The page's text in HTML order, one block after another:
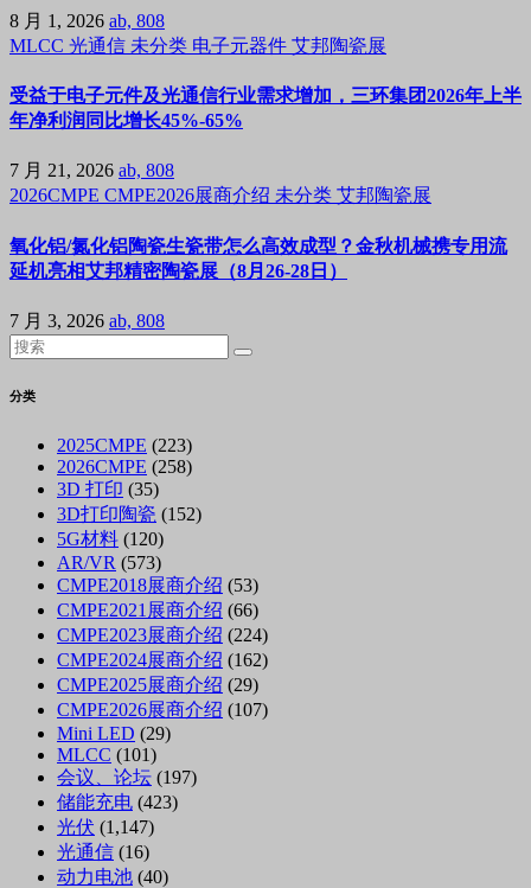
8 月 1, 2026 ab, 808
MLCC 光通信 未分类 电子元器件 艾邦陶瓷展
受益于电子元件及光通信行业需求增加，三环集团2026年上半
年净利润同比增长45%-65%
7 月 21, 2026 ab, 808
2026CMPE CMPE2026展商介绍 未分类 艾邦陶瓷展
氧化铝/氮化铝陶瓷生瓷带怎么高效成型？金秋机械携专用流
延机亮相艾邦精密陶瓷展（8月26-28日）
7 月 3, 2026 ab, 808
分类
2025CMPE (223)
2026CMPE (258)
3D 打印 (35)
3D打印陶瓷 (152)
5G材料 (120)
AR/VR (573)
CMPE2018展商介绍 (53)
CMPE2021展商介绍 (66)
CMPE2023展商介绍 (224)
CMPE2024展商介绍 (162)
CMPE2025展商介绍 (29)
CMPE2026展商介绍 (107)
Mini LED (29)
MLCC (101)
会议、论坛 (197)
储能充电 (423)
光伏 (1,147)
光通信 (16)
动力电池 (40)